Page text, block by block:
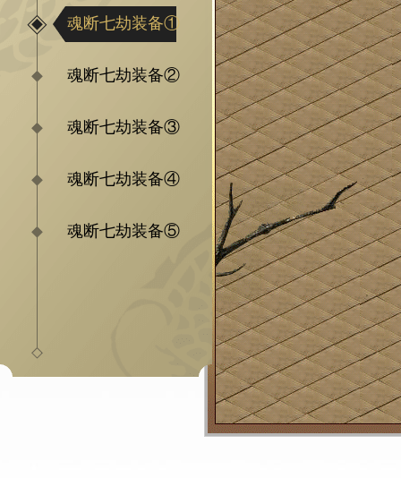
魂断七劫装备①
魂断七劫装备②
魂断七劫装备③
魂断七劫装备④
魂断七劫装备⑤